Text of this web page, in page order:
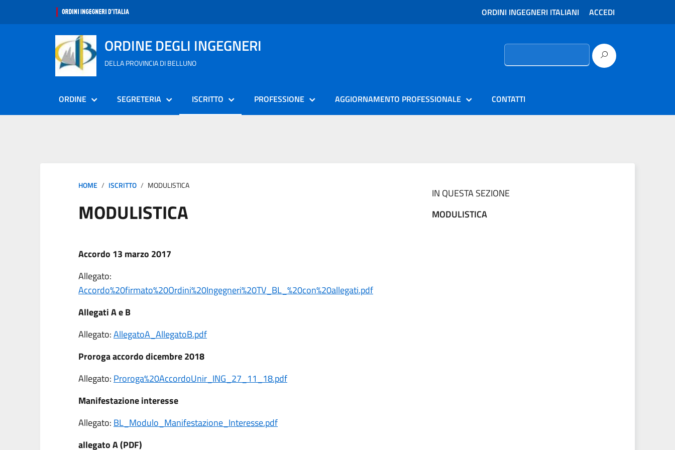
ORDINI INGEGNERI ITALIANI ACCEDI
ORDINE DEGLI INGEGNERI
DELLA PROVINCIA DI BELLUNO
Ricerca
ORDINE SEGRETERIA ISCRITTO PROFESSIONE AGGIORNAMENTO PROFESSIONALE CONTATTI
HOME ISCRITTO MODULISTICA
MODULISTICA
Accordo 13 marzo 2017
Allegato:
Accordo%20firmato%20Ordini%20Ingegneri%20TV_BL_%20con%20allegati.pdf
Allegati A e B
Allegato:AllegatoA_AllegatoB.pdf
Proroga accordo dicembre 2018
Allegato: Proroga%20AccordoUnir_ING_27_11_18.pdf
Manifestazione interesse
Allegato: BL_Modulo_Manifestazione_Interesse.pdf
allegato A (PDF)
IN QUESTA SEZIONE
MODULISTICA